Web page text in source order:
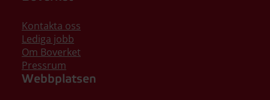
Kontakta oss
Lediga jobb
Om Boverket
Pressrum
Webbplatsen